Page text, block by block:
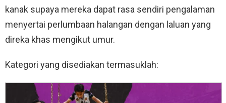
kanak supaya mereka dapat rasa sendiri pengalaman
menyertai perlumbaan halangan dengan laluan yang
direka khas mengikut umur.
Kategori yang disediakan termasuklah: